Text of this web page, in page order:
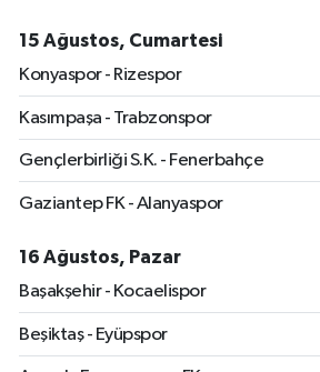
15 Ağustos, Cumartesi
Konyaspor - Rizespor
Kasımpaşa - Trabzonspor
Gençlerbirliği S.K. - Fenerbahçe
Gaziantep FK - Alanyaspor
16 Ağustos, Pazar
Başakşehir - Kocaelispor
Beşiktaş - Eyüpspor